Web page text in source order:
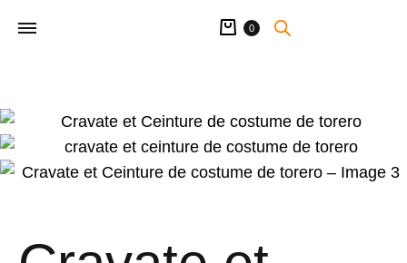
Panier
0